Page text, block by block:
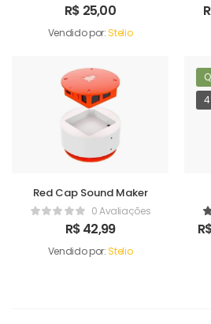
R$ 25,00
Vendido por:Stelio
Red Cap Sound Maker
0 Avaliações
R$42,99
Vendido por:Stelio